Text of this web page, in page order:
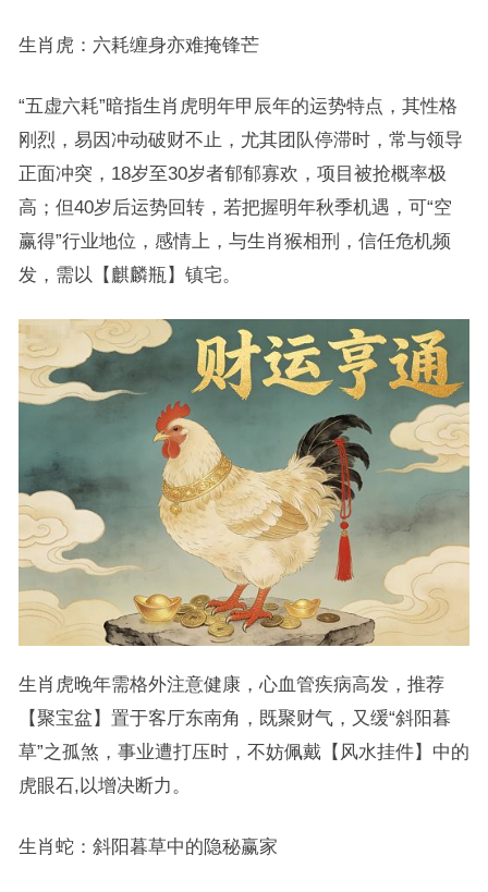
生肖虎：六耗缠身亦难掩锋芒
“五虚六耗”暗指生肖虎明年甲辰年的运势特点，其性格
刚烈，易因冲动破财不止，尤其团队停滞时，常与领导
正面冲突，18岁至30岁者郁郁寡欢，项目被抢概率极
高；但40岁后运势回转，若把握明年秋季机遇，可“空
赢得”行业地位，感情上，与生肖猴相刑，信任危机频
发，需以【麒麟瓶】镇宅。
生肖虎晚年需格外注意健康，心血管疾病高发，推荐
【聚宝盆】置于客厅东南角，既聚财气，又缓“斜阳暮
草”之孤煞，事业遭打压时，不妨佩戴【风水挂件】中的
虎眼石,以增决断力。
生肖蛇：斜阳暮草中的隐秘赢家